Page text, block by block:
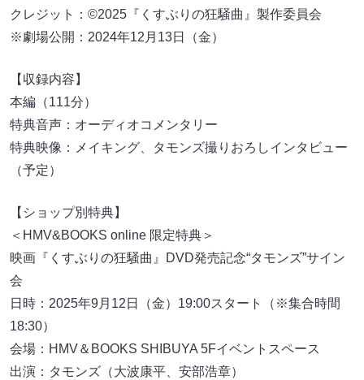
クレジット：©2025『くすぶりの狂騒曲』製作委員会
※劇場公開：2024年12月13日（金）
【収録内容】
本編（111分）
特典音声：オーディオコメンタリー
特典映像：メイキング、タモンズ撮りおろしインタビュー
（予定）
【ショップ別特典】
＜HMV&BOOKS online 限定特典＞
映画『くすぶりの狂騒曲』DVD発売記念“タモンズ”サイン
会
日時：2025年9月12日（金）19:00スタート（※集合時間
18:30）
会場：HMV＆BOOKS SHIBUYA 5Fイベントスペース
出演：タモンズ（大波康平、安部浩章）